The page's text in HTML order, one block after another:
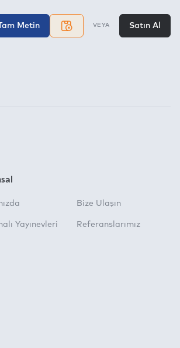
Metin VEYA Satın Al
Yayınevleri
Bize Ulaşın
Referanslarımız